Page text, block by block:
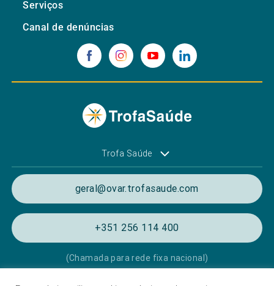
Serviços
Canal de denúncias
Trofa Saúde
geral@ovar.trofasaude.com
+351 256 114 400
(Chamada para rede fixa nacional)